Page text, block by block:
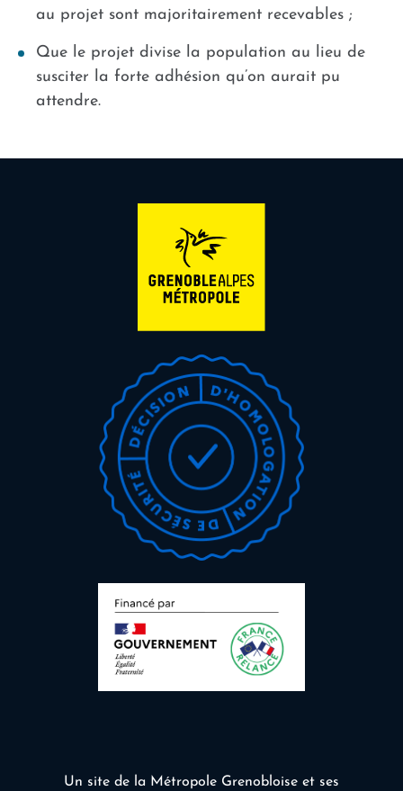
au projet sont majoritairement recevables ;
Que le projet divise la population au lieu de
susciter la forte adhésion qu’on aurait pu
attendre.
Un site de la Métropole Grenobloise et ses